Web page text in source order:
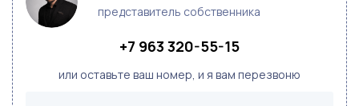
представитель собственника
+7 963 320-55-15
или оставьте ваш номер, и я вам перезвоню